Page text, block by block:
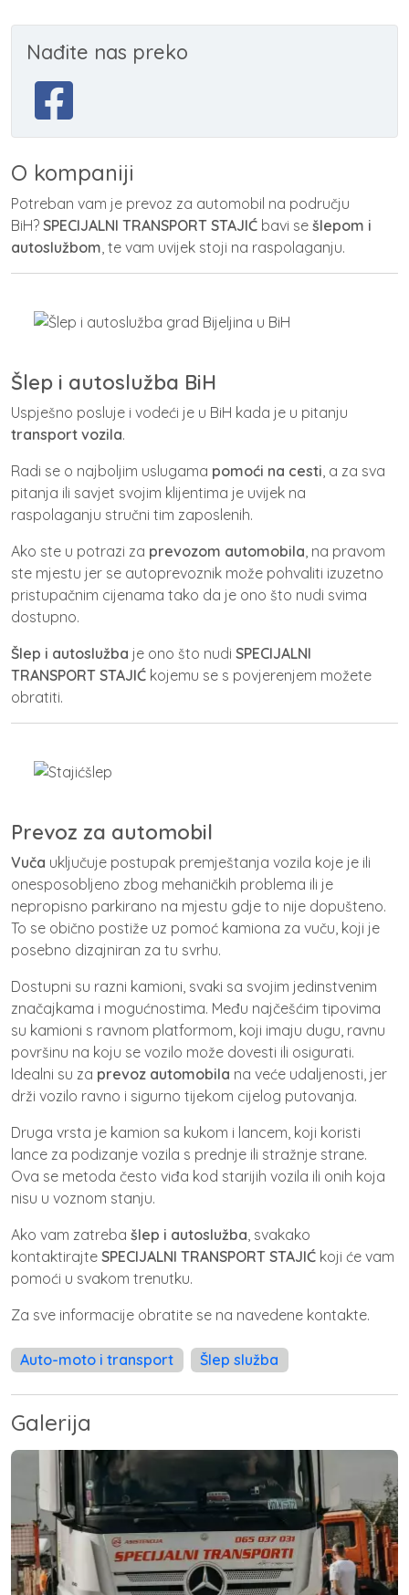
Nađite nas preko
O kompaniji
Potreban vam je prevoz za automobil na području
BiH? SPECIJALNI TRANSPORT STAJIĆ bavi se šlepom i
autoslužbom , te vam uvijek stoji na raspolaganju.
Šlep i autoslužba BiH
Uspješno posluje i vodeći je u BiH kada je u pitanju
transport vozila.
Radi se o najboljim uslugama pomoći na cesti , a za sva
pitanja ili savjet svojim klijentima je uvijek na
raspolaganju stručni tim zaposlenih.
Ako ste u potrazi za prevozom automobila , na pravom
ste mjestu jer se autoprevoznik može pohvaliti izuzetno
pristupačnim cijenama tako da je ono što nudi svima
dostupno.
Šlep i autoslužba je ono što nudi SPECIJALNI
TRANSPORT STAJIĆ kojemu se s povjerenjem možete
obratiti.
Prevoz za automobil
Vuča uključuje postupak premještanja vozila koje je ili
onesposobljeno zbog mehaničkih problema ili je
nepropisno parkirano na mjestu gdje to nije dopušteno.
To se obično postiže uz pomoć kamiona za vuču, koji je
posebno dizajniran za tu svrhu.
Dostupni su razni kamioni, svaki sa svojim jedinstvenim
značajkama i mogućnostima. Među najčešćim tipovima
su kamioni s ravnom platformom, koji imaju dugu, ravnu
površinu na koju se vozilo može dovesti ili osigurati.
Idealni su za prevoz automobila na veće udaljenosti, jer
drži vozilo ravno i sigurno tijekom cijelog putovanja.
Druga vrsta je kamion sa kukom i lancem, koji koristi
lance za podizanje vozila s prednje ili stražnje strane.
Ova se metoda često viđa kod starijih vozila ili onih koja
nisu u voznom stanju.
Ako vam zatreba šlep i autoslužba , svakako
kontaktirajte SPECIJALNI TRANSPORT STAJIĆ koji će vam
pomoći u svakom trenutku.
Za sve informacije obratite se na navedene kontakte.
Auto-moto i transport Šlep služba
Galerija